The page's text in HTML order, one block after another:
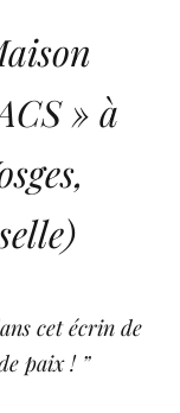
» à
cet écrin de
paix ! ”